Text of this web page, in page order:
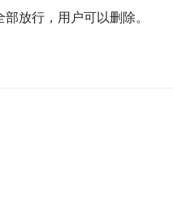
放行，用户可以删除。